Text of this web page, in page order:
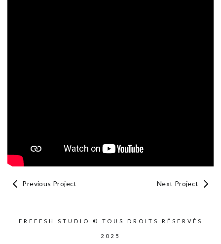
Previous Project Next Project
FREEESH STUDIO © TOUS DROITS RÉSERVÉS
2025